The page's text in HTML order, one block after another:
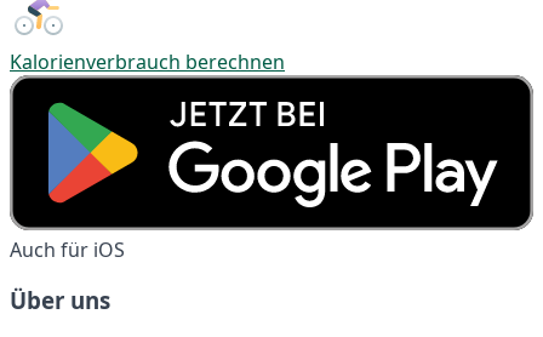
Kalorienverbrauch berechnen
Auch für iOS
Über uns